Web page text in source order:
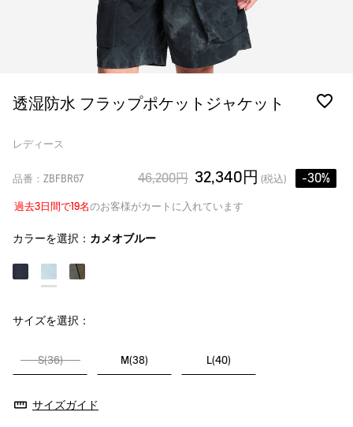
透湿防水 フラップポケットジャケット
レディース
品番：ZBFBR67 46,200円 32,340円 (税込) -30%
過去3日間で19名のお客様がカートに入れています
カラーを選択： カメオブルー
サイズを選択：
S(36) M(38) L(40)
サイズガイド